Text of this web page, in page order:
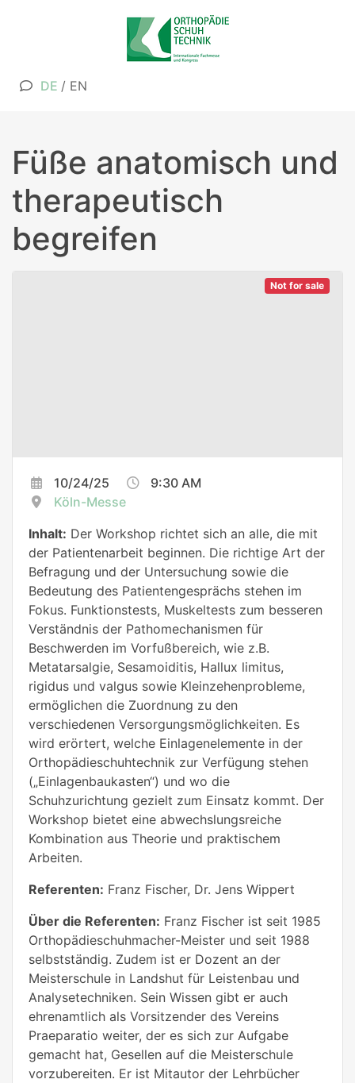
DE / EN
Füße anatomisch und
therapeutisch
begreifen
Not for sale
10/24/25
9:30 AM
Köln-Messe
Inhalt: Der Workshop richtet sich an alle, die mit
der Patientenarbeit beginnen. Die richtige Art der
Befragung und der Untersuchung sowie die
Bedeutung des Patientengesprächs stehen im
Fokus. Funktionstests, Muskeltests zum besseren
Verständnis der Pathomechanismen für
Beschwerden im Vorfußbereich, wie z.B.
Metatarsalgie, Sesamoiditis, Hallux limitus,
rigidus und valgus sowie Kleinzehenprobleme,
ermöglichen die Zuordnung zu den
verschiedenen Versorgungsmöglichkeiten. Es
wird erörtert, welche Einlagenelemente in der
Orthopädieschuhtechnik zur Verfügung stehen
(„Einlagenbaukasten“) und wo die
Schuhzurichtung gezielt zum Einsatz kommt. Der
Workshop bietet eine abwechslungsreiche
Kombination aus Theorie und praktischem
Arbeiten.
Referenten: Franz Fischer, Dr. Jens Wippert
Über die Referenten: Franz Fischer ist seit 1985
Orthopädieschuhmacher-Meister und seit 1988
selbstständig. Zudem ist er Dozent an der
Meisterschule in Landshut für Leistenbau und
Analysetechniken. Sein Wissen gibt er auch
ehrenamtlich als Vorsitzender des Vereins
Praeparatio weiter, der es sich zur Aufgabe
gemacht hat, Gesellen auf die Meisterschule
vorzubereiten. Er ist Mitautor der Lehrbücher